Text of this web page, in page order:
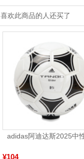
喜欢此商品的人还买了
¥104